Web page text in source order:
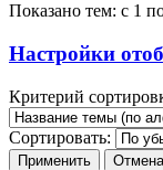
Показано тем: с 1
Настройки
Критерий
Сортировать: